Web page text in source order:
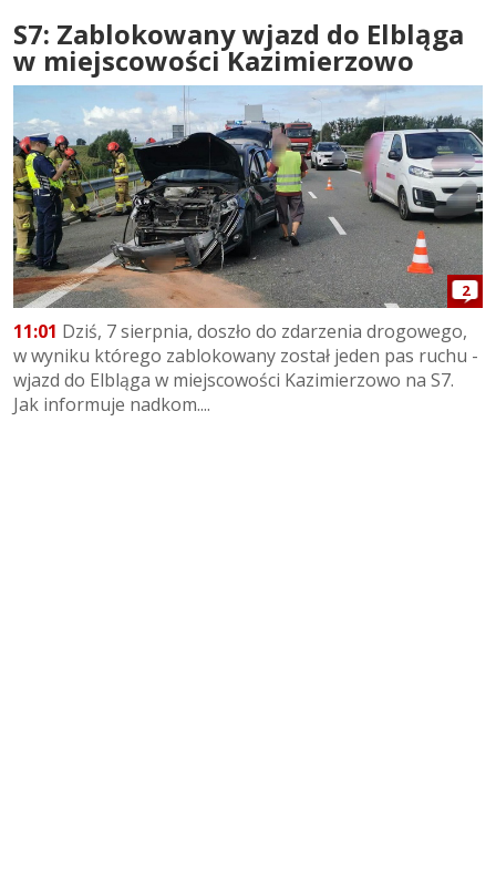
S7: Zablokowany wjazd do Elbląga
w miejscowości Kazimierzowo
2
11:01 Dziś, 7 sierpnia, doszło do zdarzenia drogowego,
w wyniku którego zablokowany został jeden pas ruchu -
wjazd do Elbląga w miejscowości Kazimierzowo na S7.
Jak informuje nadkom....